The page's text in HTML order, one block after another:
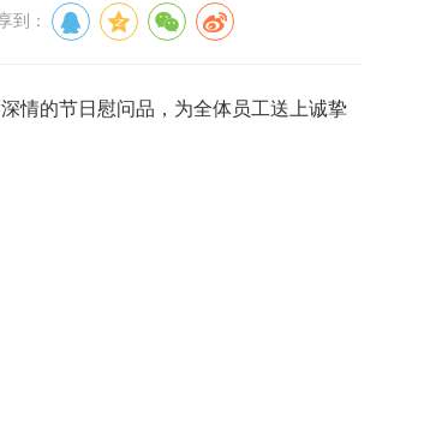
：
情的节日慰问品，为全体员工送上诚挚